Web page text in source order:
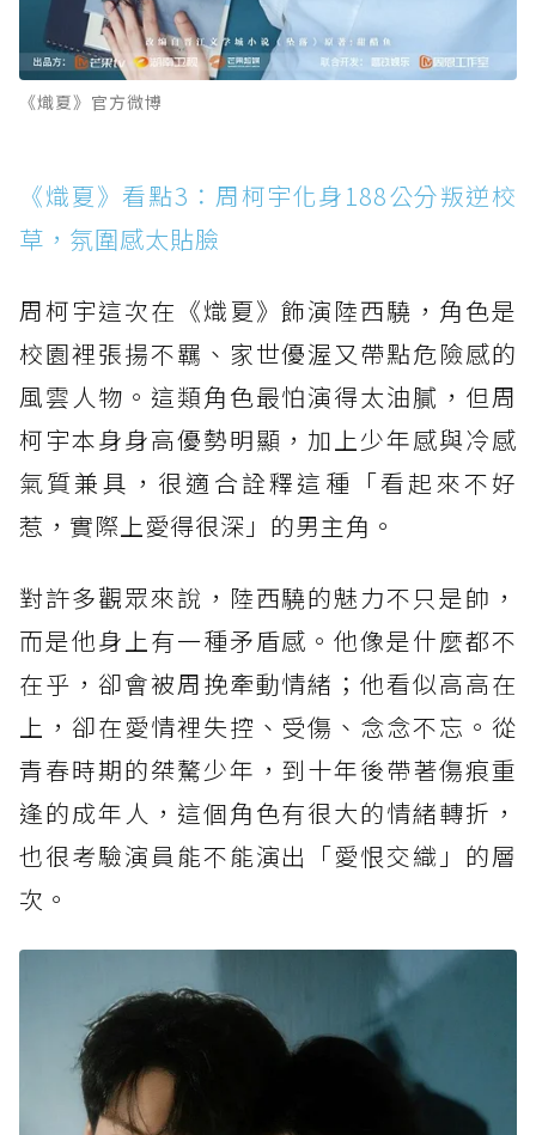
《熾夏》官方微博
《熾夏》看點3：周柯宇化身188公分叛逆校
草，氛圍感太貼臉
周柯宇這次在《熾夏》飾演陸西驍，角色是
校園裡張揚不羈、家世優渥又帶點危險感的
風雲人物。這類角色最怕演得太油膩，但周
柯宇本身身高優勢明顯，加上少年感與冷感
氣質兼具，很適合詮釋這種「看起來不好
惹，實際上愛得很深」的男主角。
對許多觀眾來說，陸西驍的魅力不只是帥，
而是他身上有一種矛盾感。他像是什麼都不
在乎，卻會被周挽牽動情緒；他看似高高在
上，卻在愛情裡失控、受傷、念念不忘。從
青春時期的桀驁少年，到十年後帶著傷痕重
逢的成年人，這個角色有很大的情緒轉折，
也很考驗演員能不能演出「愛恨交織」的層
次。